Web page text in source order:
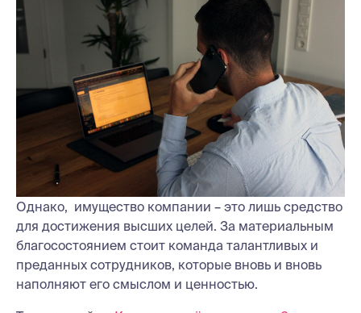
Однако, имущество компании – это лишь средство
для достижения высших целей. За материальным
благосостоянием стоит команда талантливых и
преданных сотрудников, которые вновь и вновь
наполняют его смыслом и ценностью.